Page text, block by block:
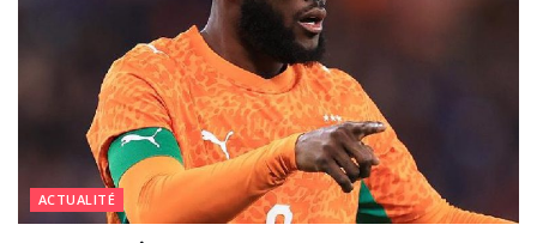
ACTUALITÉ